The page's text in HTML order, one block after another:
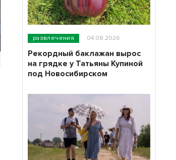
развлечения 04.08.2026
Рекордный баклажан вырос
на грядке у Татьяны Купиной
под Новосибирском